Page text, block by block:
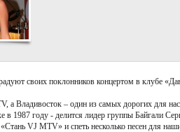
своих поклонников концертом в клубе
а Владивосток – один из самых дорогих для
в 1987 году - делится лидер группы Байгали
VJ MTV» и спеть несколько песен для